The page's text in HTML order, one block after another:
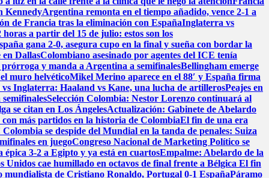
KennedyArgentina remonta en el tiempo añadido, vence 2-1 a
de Francia tras la eliminación con EspañaInglaterra vs
a partir del 15 de julio: estos son los
gana 2-0, asegura cupo en la final y sueña con bordar la
en DallasColombiano asesinado por agentes del ICE tenía
y manda a Argentina a semifinalesBellingham emerge
muro helvéticoMikel Merino aparece en el 88′ y España firma
vs Inglaterra: Haaland vs Kane, una lucha de artillerosPeajes en
Selección Colombia: Nestor Lorenzo continuará al
se citan en Los ÁngelesActualización: Gabinete de Abelardo
más partidos en la historia de ColombiaEl fin de una era
se despide del Mundial en la tanda de penales: Suiza
en juegoCongreso Nacional de Marketing Político se
3-2 a Egipto y ya está en cuartosEmpalme: Abelardo de la
cae humillado en octavos de final frente a Bélgica El fin
de Cristiano Ronaldo, Portugal 0-1 EspañaPáramo